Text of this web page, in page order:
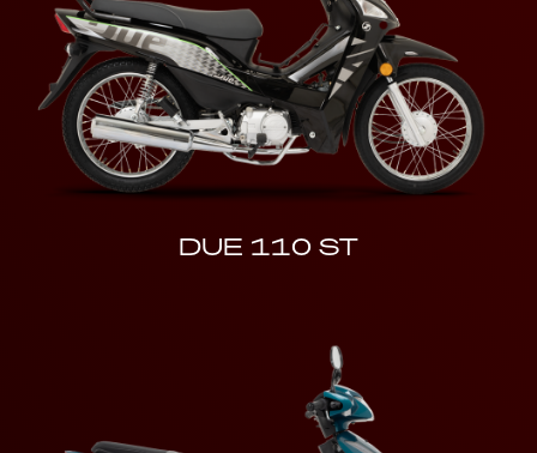
DUE 110 ST